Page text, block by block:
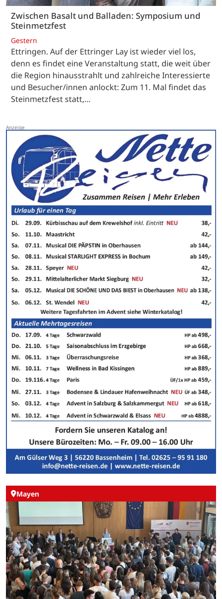
Zwischen Basalt und Balladen: Symposium und
Steinmetzfest
Gestern
Ettringen. Auf der Ettringer Lay ist wieder viel los,
denn es findet eine Veranstaltung statt, die weit über
die Region hinausstrahlt und zahlreiche Interessierte
und Besucher/innen anlockt: Zum 11. Mal findet das
Steinmetzfest statt,…
Mayen